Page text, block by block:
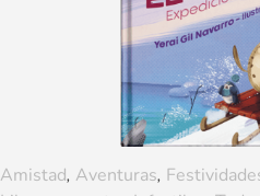
Amistad, Aventuras,